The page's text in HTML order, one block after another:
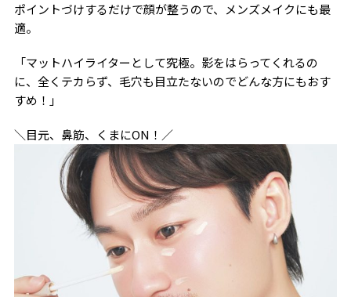
ポイントづけするだけで顔が整うので、メンズメイクにも最
適。
「マットハイライターとして究極。影をはらってくれるの
に、全くテカらず、毛穴も目立たないのでどんな方にもおす
すめ！」
＼目元、鼻筋、くまにON！／